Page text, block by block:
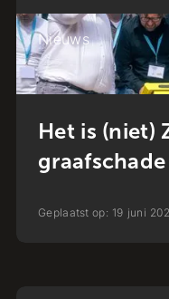
Nieuws
Het is (niet)
Geplaatst op: 19 juni